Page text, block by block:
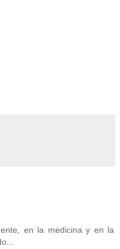
en la medicina y en la